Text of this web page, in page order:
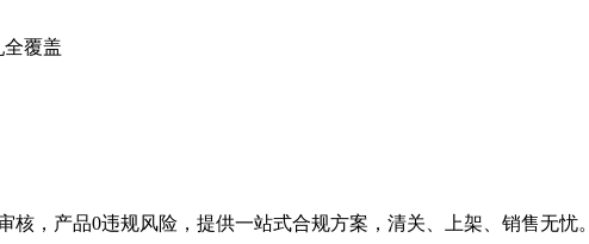
覆盖
，产品0违规风险，提供一站式合规方案，清关、上架、销售无忧。